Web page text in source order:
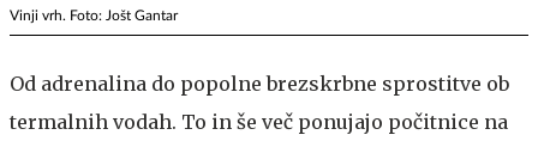
Vinji vrh. Foto: Jošt Gantar
Od adrenalina do popolne brezskrbne sprostitve ob
termalnih vodah. To in še več ponujajo počitnice na